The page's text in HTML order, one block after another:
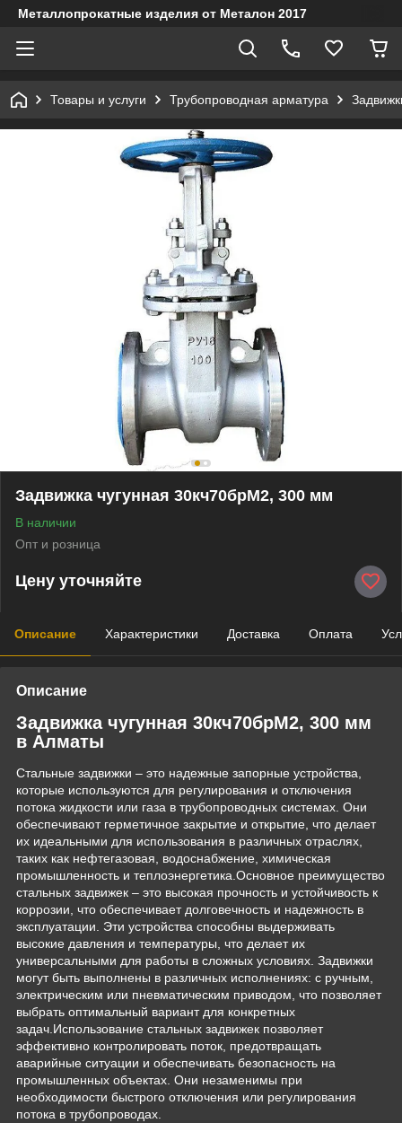
Металлопрокатные изделия от Металон 2017
Товары и услуги Трубопроводная арматура
Задвижка чугунная 30кч70брМ2, 300 мм
В наличии
Опт и розница
Цену уточняйте
Описание Характеристики Доставка Оплата
Описание
Задвижка чугунная 30кч70брМ2, 300 мм
в Алматы
Стальные задвижки – это надежные запорные устройства,
которые используются для регулирования и отключения
потока жидкости или газа в трубопроводных системах. Они
обеспечивают герметичное закрытие и открытие, что делает
их идеальными для использования в различных отраслях,
таких как нефтегазовая, водоснабжение, химическая
промышленность и теплоэнергетика.Основное преимущество
стальных задвижек – это высокая прочность и устойчивость к
коррозии, что обеспечивает долговечность и надежность в
эксплуатации. Эти устройства способны выдерживать
высокие давления и температуры, что делает их
универсальными для работы в сложных условиях. Задвижки
могут быть выполнены в различных исполнениях: с ручным,
электрическим или пневматическим приводом, что позволяет
выбрать оптимальный вариант для конкретных
задач.Использование стальных задвижек позволяет
эффективно контролировать поток, предотвращать
аварийные ситуации и обеспечивать безопасность на
промышленных объектах. Они незаменимы при
необходимости быстрого отключения или регулирования
потока в трубопроводах.